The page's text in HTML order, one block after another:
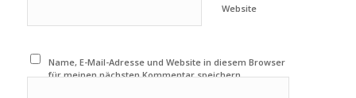
Website
Name, E-Mail-Adresse und Website in diesem Browser
für meinen nächsten Kommentar speichern.